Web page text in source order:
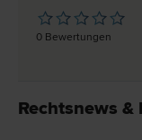
0 Bewertungen
Rechtsnews